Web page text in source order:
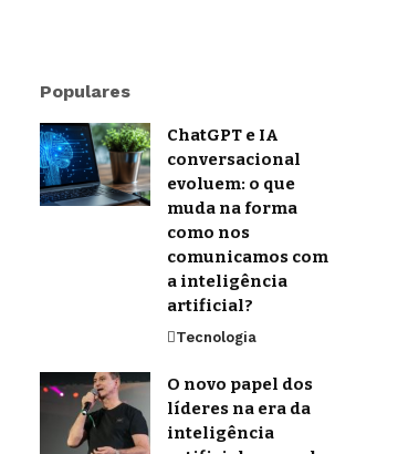
Populares
ChatGPT e IA
conversacional
evoluem: o que
muda na forma
como nos
comunicamos com
a inteligência
artificial?
Tecnologia
O novo papel dos
líderes na era da
inteligência